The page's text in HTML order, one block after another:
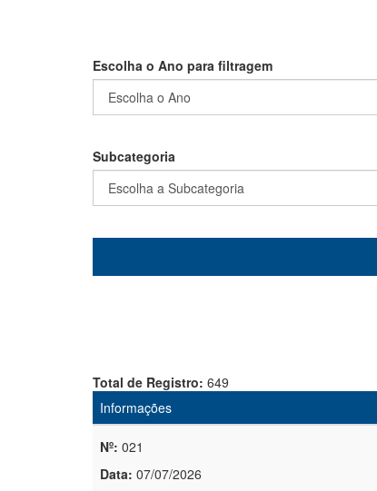
Escolha o Ano para filtragem
Subcategoria
Total de Registro: 649
Informações
Nº: 021
Data: 07/07/2026